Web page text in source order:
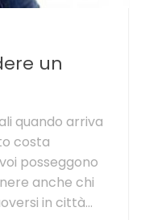
un
quando arriva
costa
posseggono
anche chi
in città...